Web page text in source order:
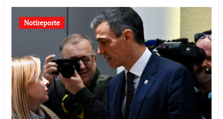
Notireporte